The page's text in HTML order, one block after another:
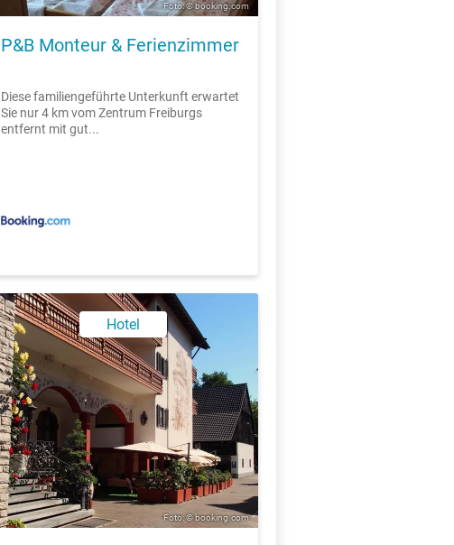
Foto: © booking.com
P&B Monteur & Ferienzimmer
Diese familiengeführte Unterkunft erwartet
Sie nur 4 km vom Zentrum Freiburgs
entfernt mit gut...
Hotel
Foto: © booking.com